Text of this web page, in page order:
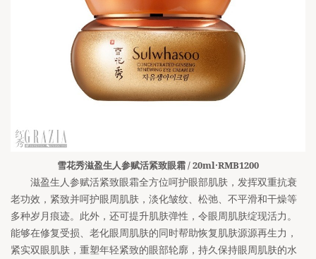
雪花秀滋盈生人参赋活紧致眼霜 / 20ml·RMB1200
滋盈生人参赋活紧致眼霜全方位呵护眼部肌肤，发挥双重抗衰
老功效，紧致并呵护眼周肌肤，淡化皱纹、松弛、不平滑和干燥等
多种岁月痕迹。此外，还可提升肌肤弹性，令眼周肌肤绽现活力。
能够在修复受损、老化眼周肌肤的同时帮助恢复肌肤源源再生力，
紧实双眼肌肤，重塑年轻紧致的眼部轮廓，持久保持眼周肌肤的水